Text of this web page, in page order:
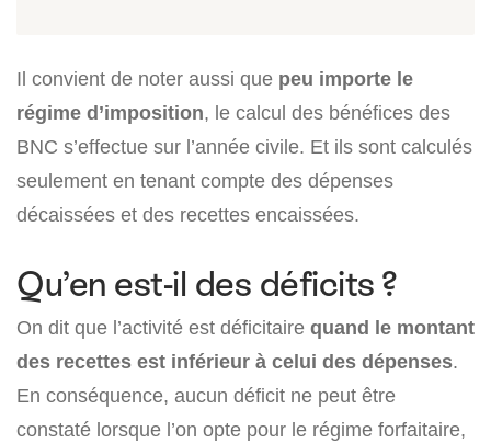
Il convient de noter aussi que peu importe le
régime d’imposition, le calcul des bénéfices des
BNC s’effectue sur l’année civile. Et ils sont calculés
seulement en tenant compte des dépenses
décaissées et des recettes encaissées.
Qu’en est-il des déficits ?
On dit que l’activité est déficitaire quand le montant
des recettes est inférieur à celui des dépenses.
En conséquence, aucun déficit ne peut être
constaté lorsque l’on opte pour le régime forfaitaire,